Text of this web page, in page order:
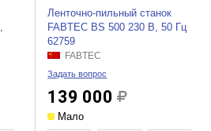
Ленточно-пильный станок
FABTEC BS 500 230 В, 50 Гц
62759
FABTEC
Задать вопрос
139 000
Мало